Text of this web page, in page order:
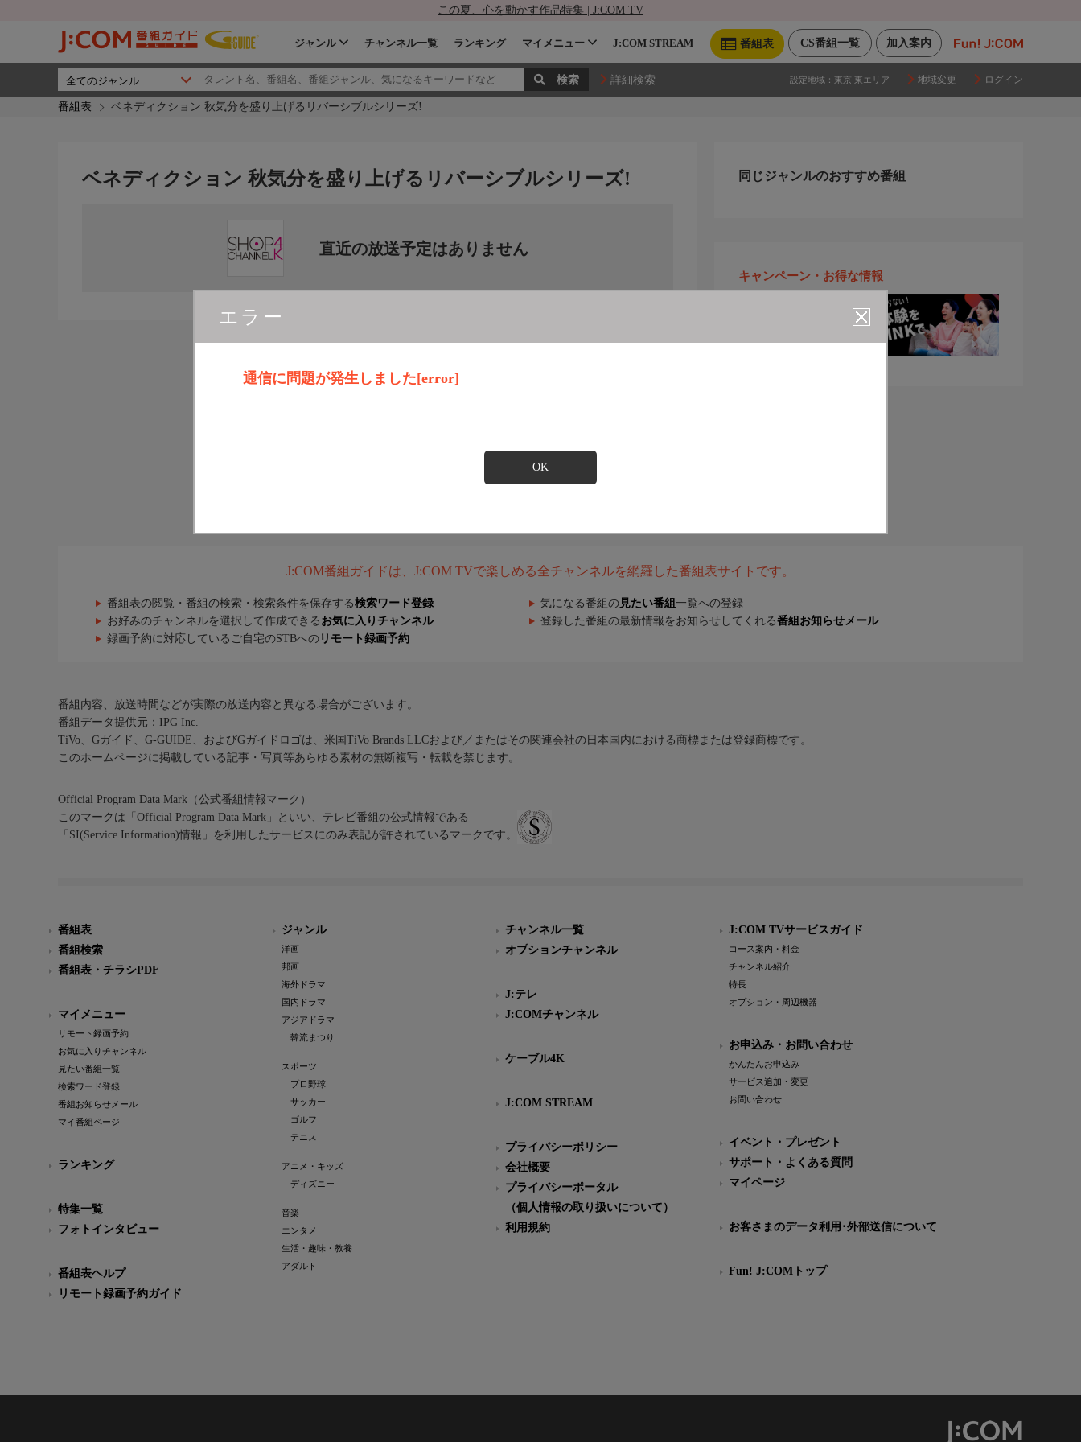
この夏、心を動かす作品特集 | J:COM TV
加入案内
CS番組一覧
番組表
ジャンル チャンネル一覧 ランキング マイメニュー J:COM STREAM
詳細検索 設定地域： 東京 東エリア 地域変更 ログイン
番組表 ベネディクション 秋気分を盛り上げるリバーシブルシリーズ!
エラー
通信に問題が発生しました[error]
OK
ベネディクション 秋気分を盛り上げるリバーシブルシリーズ!
直近の放送予定はありません
同じジャンルのおすすめ番組
キャンペーン・お得な情報
J:COM番組ガイドは、J:COM TVで楽しめる全チャンネルを網羅した番組表サイトです。
番組表の閲覧・番組の検索・検索条件を保存する検索ワード登録 気になる番組の 見たい番組 一覧への登録
お好みのチャンネルを選択して作成できる お気に入りチャンネル 登録した番組の最新情報をお知らせしてくれる番組お知らせメール
録画予約に対応しているご自宅のSTBへの リモート録画予約
番組内容、放送時間などが実際の放送内容と異なる場合がございます。
番組データ提供元：IPG Inc.
TiVo、Gガイド、G-GUIDE、およびGガイドロゴは、米国TiVo Brands LLCおよび／またはその関連会社の日本国内における商標または登録商標です。
このホームページに掲載している記事・写真等あらゆる素材の無断複写・転載を禁じます。
Official Program Data Mark（公式番組情報マーク）
このマークは「Official Program Data Mark」といい、テレビ番組の公式情報である
「SI(Service Information)情報」を利用したサービスにのみ表記が許されているマークです。
番組表
番組検索
番組表・チラシPDF
マイメニュー
リモート録画予約
お気に入りチャンネル
見たい番組一覧
検索ワード登録
番組お知らせメール
マイ番組ページ
ランキング
特集一覧
フォトインタビュー
番組表ヘルプ
リモート録画予約ガイド
ジャンル
洋画
邦画
海外ドラマ
国内ドラマ
アジアドラマ
韓流まつり
スポーツ
プロ野球
サッカー
ゴルフ
テニス
アニメ・キッズ
ディズニー
音楽
エンタメ
生活・趣味・教養
アダルト
チャンネル一覧
オプションチャンネル
J:テレ
J:COMチャンネル
ケーブル4K
J:COM STREAM
プライバシーポリシー
会社概要
プライバシーポータル
（個人情報の取り扱いについて）
利用規約
J:COM TVサービスガイド
コース案内・料金
チャンネル紹介
特長
オプション・周辺機器
お申込み・お問い合わせ
かんたんお申込み
サービス追加・変更
お問い合わせ
イベント・プレゼント
サポート・よくある質問
マイページ
お客さまのデータ利用･外部送信について
Fun! J:COMトップ